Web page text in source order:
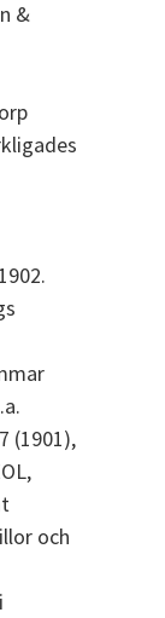
&
(1901),
och